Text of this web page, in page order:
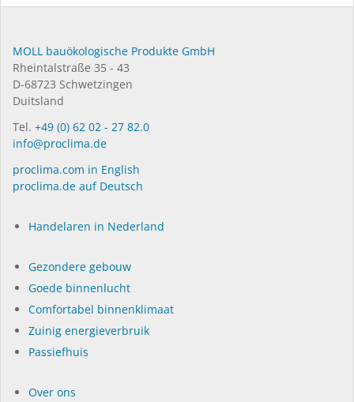
MOLL bauökologische Produkte GmbH
Rheintalstraße 35 - 43
D-68723 Schwetzingen
Duitsland
Tel. +49 (0) 62 02 - 27 82.0
info@proclima.de
proclima.com in English
proclima.de auf Deutsch
Handelaren in Nederland
Gezondere gebouw
Goede binnenlucht
Comfortabel binnenklimaat
Zuinig energieverbruik
Passiefhuis
Over ons